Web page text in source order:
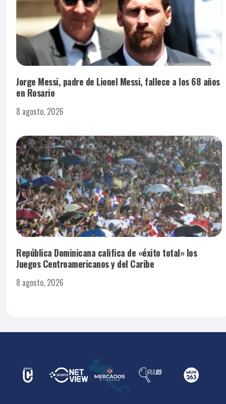
Jorge Messi, padre de Lionel Messi, fallece a los 68 años
en Rosario
8 agosto, 2026
República Dominicana califica de «éxito total» los
Juegos Centroamericanos y del Caribe
8 agosto, 2026